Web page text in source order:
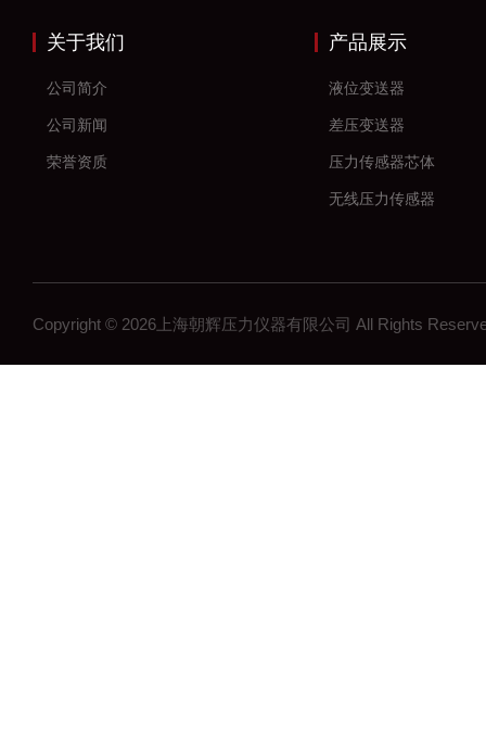
关于我们
公司简介
公司新闻
荣誉资质
产品展示
液位变送器
差压变送器
压力传感器芯体
无线压力传感器
Copyright © 2026上海朝辉压力仪器有限公司 All Rights